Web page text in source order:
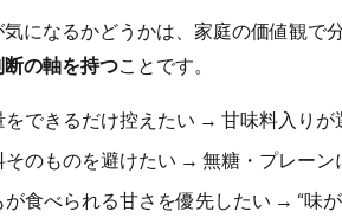
になるかどうかは、家庭の価値観で
断の軸を持つ ことです。
をできるだけ控えたい → 甘味料入りが
そのものを避けたい → 無糖・プレーン
が食べられる甘さを優先したい → “味